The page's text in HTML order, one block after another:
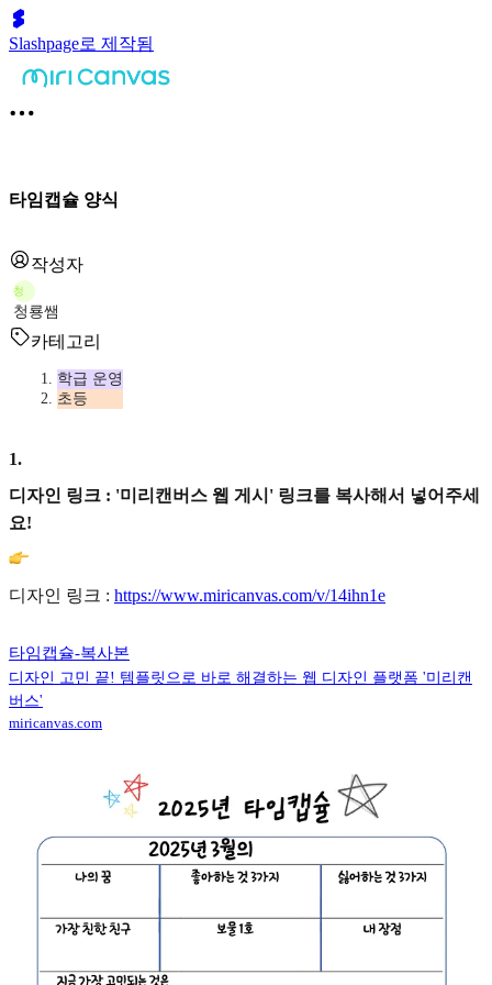
Slashpage로 제작됨
타임캡슐 양식
작성자
청
청룡쌤
카테고리
학급 운영
초등
1.
디자인 링크 : '미리캔버스 웹 게시' 링크를 복사해서 넣어주세
요!
디자인 링크 : https://www.miricanvas.com/v/14ihn1e
타임캡슐-복사본
디자인 고민 끝! 템플릿으로 바로 해결하는 웹 디자인 플랫폼 '미리캔
버스'
miricanvas.com